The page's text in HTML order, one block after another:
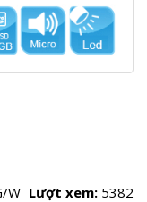
W Lượt xem: 5382